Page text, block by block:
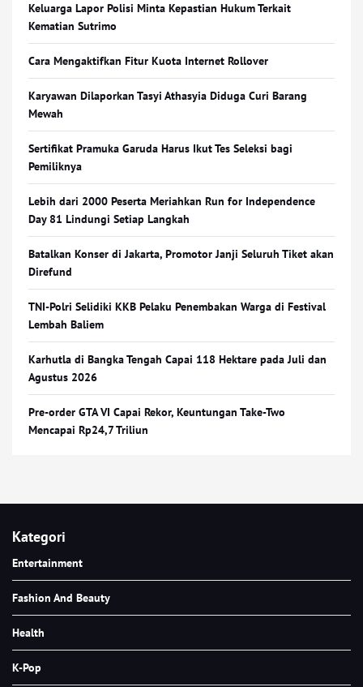
Keluarga Lapor Polisi Minta Kepastian Hukum Terkait
Kematian Sutrimo
Cara Mengaktifkan Fitur Kuota Internet Rollover
Karyawan Dilaporkan Tasyi Athasyia Diduga Curi Barang
Mewah
Sertifikat Pramuka Garuda Harus Ikut Tes Seleksi bagi
Pemiliknya
Lebih dari 2000 Peserta Meriahkan Run for Independence
Day 81 Lindungi Setiap Langkah
Batalkan Konser di Jakarta, Promotor Janji Seluruh Tiket akan
Direfund
TNI-Polri Selidiki KKB Pelaku Penembakan Warga di Festival
Lembah Baliem
Karhutla di Bangka Tengah Capai 118 Hektare pada Juli dan
Agustus 2026
Pre-order GTA VI Capai Rekor, Keuntungan Take-Two
Mencapai Rp24,7 Triliun
Kategori
Entertainment
Fashion And Beauty
Health
K-Pop